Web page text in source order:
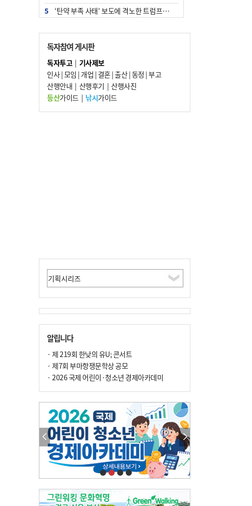
5
‘탄약 부족 사태’ 보도에 격노한 트럼프…
과…“현재는 부적절 행위 없어”
7
"올해 코스피 사이드카 43회 중 25회는 삼
전닉스 ETF 이후 발생"
8
서울 중랑구서 흉기 난동…60대 남성 2명
사망
독자참여 게시판
독자투고| 기사제보
인사|모임 | 개업 | 결혼|출산|동정 |부고
산행안내 | 산행후기 | 산행사진
등산가이드| 낚시가이드
알립니다
· 제 219회 한낮의 유U; 콘서트
· 제7회 부마항쟁문학상 공모
· 2026 국제 어린이·청소년 경제아카데미